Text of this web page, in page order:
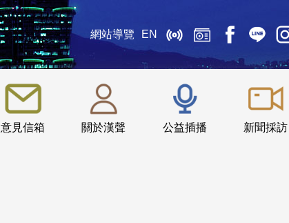
網站導覽 EN
意見信箱 關於漢聲 公益插播 新聞採訪
:::